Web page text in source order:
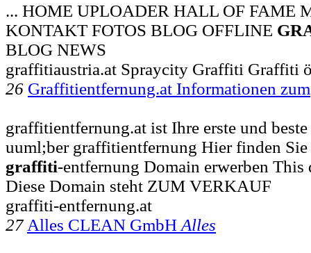
... HOME UPLOADER HALL OF FAME
KONTAKT FOTOS BLOG OFFLINE
BLOG NEWS
graffitiaustria.at Spraycity Graffiti Graffiti
26 Graffitientfernung.at Informationen zum
graffitientfernung.at ist Ihre erste und
uuml;ber graffitientfernung Hier finden Sie
graffiti-entfernung Domain erwerben
Diese Domain steht ZUM VERKAUF
graffiti-entfernung.at
27 Alles CLEAN GmbH Alles